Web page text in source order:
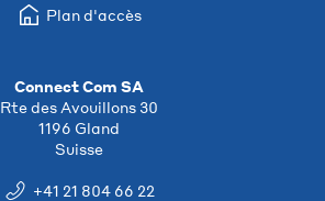
Plan d'accès
Connect Com SA
Rte des Avouillons 30
1196 Gland
Suisse
+41 21 804 66 22